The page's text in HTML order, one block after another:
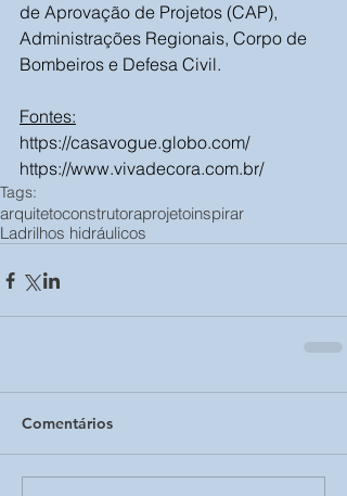
de Aprovação de Projetos (CAP),
Administrações Regionais, Corpo de
Bombeiros e Defesa Civil.
Fontes:
https://casavogue.globo.com/
https://www.vivadecora.com.br/
Tags:
arquitetoconstrutoraprojetoinspirar
Ladrilhos hidráulicos
Comentários